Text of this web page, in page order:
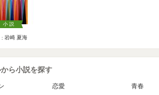
小説
岩崎 夏海
ら小説を探す
恋愛 青春